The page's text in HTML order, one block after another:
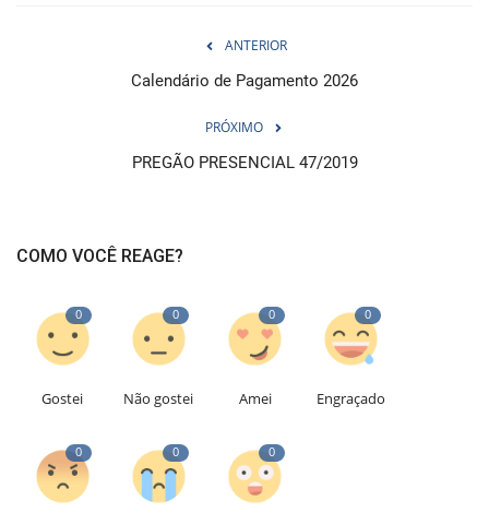
ANTERIOR
Calendário de Pagamento 2026
PRÓXIMO
PREGÃO PRESENCIAL 47/2019
COMO VOCÊ REAGE?
0
Gostei
0
Não gostei
0
Amei
0
Engraçado
0 0 0